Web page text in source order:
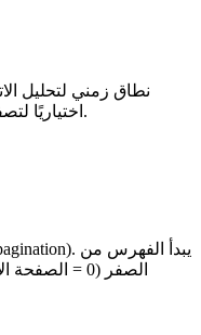
نطاق زمني لتحليل
اختياريًا لتصفية النتائج حسب نطاقات تاريخية محددة.